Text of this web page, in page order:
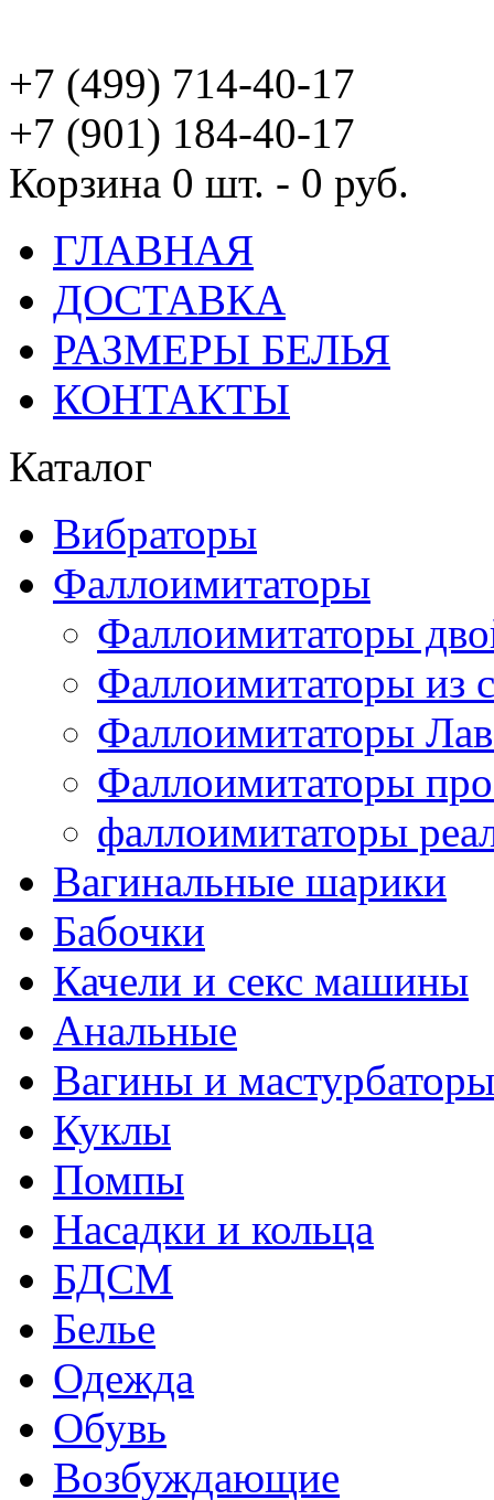
+7 (499) 714-40-17
+7 (901) 184-40-17
Корзина 0 шт. - 0 руб.
ГЛАВНАЯ
ДОСТАВКА
РАЗМЕРЫ БЕЛЬЯ
КОНТАКТЫ
Каталог
Вибраторы
Фаллоимитаторы
Фаллоимитаторы
Фаллоимитаторы из
Фаллоимитаторы
Фаллоимитаторы
фаллоимитаторы
Вагинальные шарики
Бабочки
Качели и секс машины
Анальные
Вагины и мастурбаторы
Куклы
Помпы
Насадки и кольца
БДСМ
Белье
Одежда
Обувь
Возбуждающие